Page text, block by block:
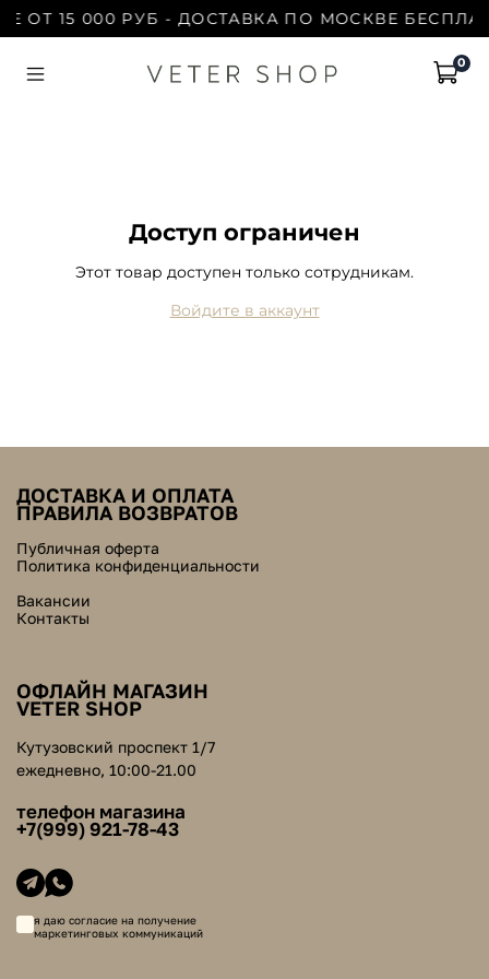
ОТ 15 000 РУБ - ДОСТАВКА ПО МОСКВЕ
0
Доступ ограничен
Этот товар доступен только сотрудникам.
Войдите в аккаунт
ДОСТАВКА И ОПЛАТА
ПРАВИЛА ВОЗВРАТОВ
Публичная оферта
Политика конфиденциальности
Вакансии
Контакты
ОФЛАЙН МАГАЗИН
VETER SHOP
Кутузовский проспект 1/7
ежедневно, 10:00-21.00
телефон магазина
+7(999) 921-78-43
я даю согласие на получение
маркетинговых коммуникаций